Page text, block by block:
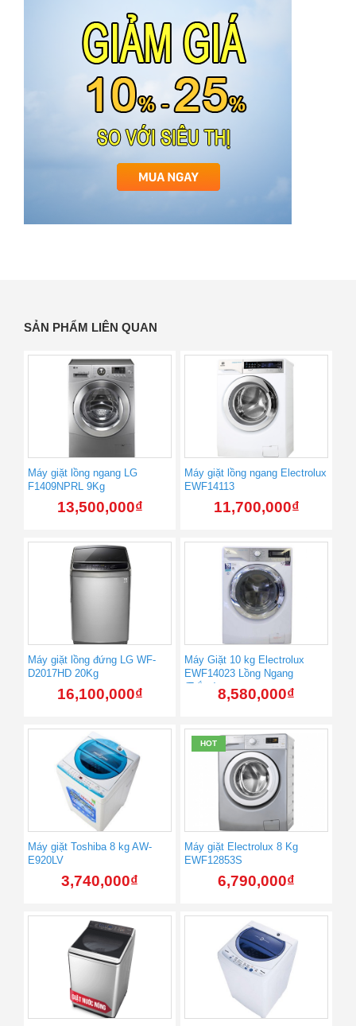
SẢN PHẨM LIÊN QUAN
Máy giặt lồng ngang LG
F1409NPRL 9Kg
13,500,000₫
Máy giặt lồng ngang Electrolux
EWF14113
11,700,000₫
Máy giặt lồng đứng LG WF-
D2017HD 20Kg
16,100,000₫
Máy Giặt 10 kg Electrolux
EWF14023 Lồng Ngang
(Trắng) 8,580,000₫
Máy giặt Toshiba 8 kg AW-
E920LV
3,740,000₫
HOT
Máy giặt Electrolux 8 Kg
EWF12853S
6,790,000₫